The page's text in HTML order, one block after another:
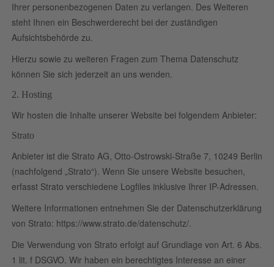
Ihrer personenbezogenen Daten zu verlangen. Des Weiteren
steht Ihnen ein Beschwerderecht bei der zuständigen
Aufsichtsbehörde zu.
Hierzu sowie zu weiteren Fragen zum Thema Datenschutz
können Sie sich jederzeit an uns wenden.
2. Hosting
Wir hosten die Inhalte unserer Website bei folgendem Anbieter:
Strato
Anbieter ist die Strato AG, Otto-Ostrowski-Straße 7, 10249 Berlin
(nachfolgend „Strato“). Wenn Sie unsere Website besuchen,
erfasst Strato verschiedene Logfiles inklusive Ihrer IP-Adressen.
Weitere Informationen entnehmen Sie der Datenschutzerklärung
von Strato: https://www.strato.de/datenschutz/.
Die Verwendung von Strato erfolgt auf Grundlage von Art. 6 Abs.
1 lit. f DSGVO. Wir haben ein berechtigtes Interesse an einer